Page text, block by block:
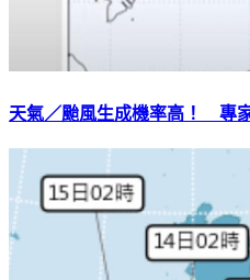
天氣／颱風生成機率高！ 專